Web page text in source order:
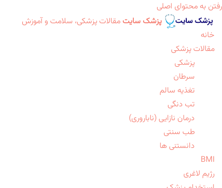
رفتن به محتوای اصلی
پزشک سایت مقالات پزشکی، سلامت و آموزش
خانه
مقالات پزشکی
پزشکی
سرطان
تغذیه سالم
تب دنگی
درمان نازایی (ناباروری)
طب سنتی
دانستنی ها
BMI
رژیم لاغری